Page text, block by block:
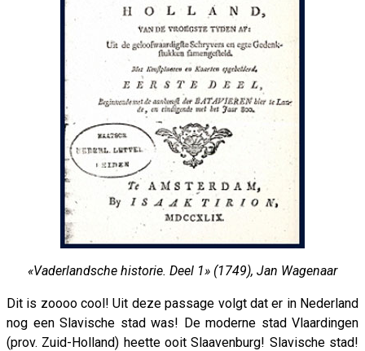
«Vaderlandsche historie. Deel 1» (1749), Jan Wagenaar
Dit is zoooo cool! Uit deze passage volgt dat er in Nederland
nog een Slavische stad was! De moderne stad Vlaardingen
(prov. Zuid-Holland) heette ooit Slaavenburg! Slavische stad!